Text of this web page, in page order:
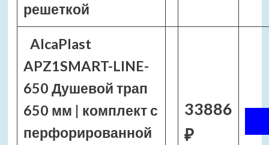
решеткой
AlcaPlast
APZ1SMART-LINE-
650 Душевой трап
650 мм | комплект с
перфорированной
33886
₽